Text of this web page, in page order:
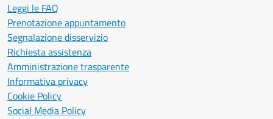
Leggi le FAQ
Prenotazione appuntamento
Segnalazione disservizio
Richiesta assistenza
Amministrazione trasparente
Informativa privacy
Cookie Policy
Social Media Policy